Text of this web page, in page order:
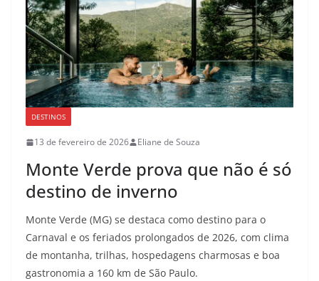
DESTINOS
13 de fevereiro de 2026 Eliane de Souza
Monte Verde prova que não é só
destino de inverno
Monte Verde (MG) se destaca como destino para o
Carnaval e os feriados prolongados de 2026, com clima
de montanha, trilhas, hospedagens charmosas e boa
gastronomia a 160 km de São Paulo.